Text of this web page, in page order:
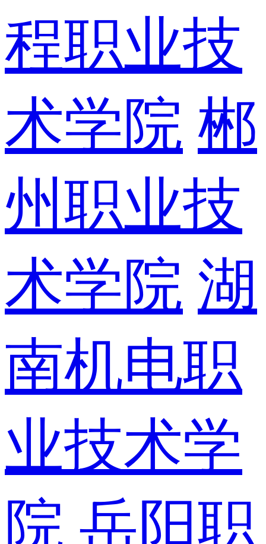
程职业技
术学院 郴
州职业技
术学院 湖
南机电职
业技术学
院 岳阳职